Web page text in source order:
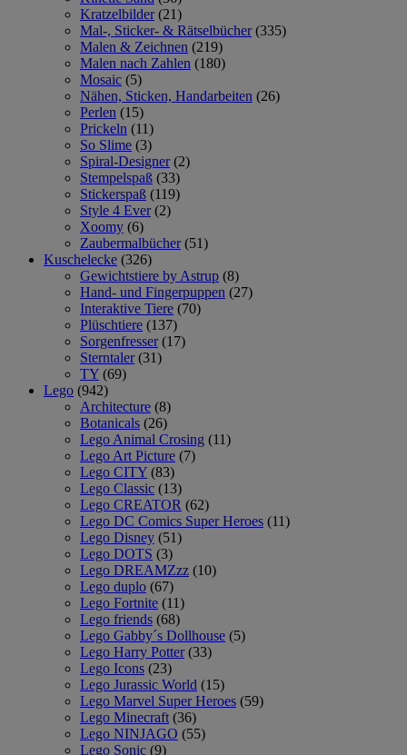
Kratzelbilder (21)
Mal-, Sticker- & Rätselbücher (335)
Malen & Zeichnen (219)
Malen nach Zahlen (180)
Mosaic (5)
Nähen, Sticken, Handarbeiten (26)
Perlen (15)
Prickeln (11)
So Slime (3)
Spiral-Designer (2)
Stempelspaß (33)
Stickerspaß (119)
Style 4 Ever (2)
Xoomy (6)
Zaubermalbücher (51)
Kuschelecke (326)
Gewichtstiere by Astrup (8)
Hand- und Fingerpuppen (27)
Interaktive Tiere (70)
Plüschtiere (137)
Sorgenfresser (17)
Sterntaler (31)
TY (69)
Lego (942)
Architecture (8)
Botanicals (26)
Lego Animal Crosing (11)
Lego Art Picture (7)
Lego CITY (83)
Lego Classic (13)
Lego CREATOR (62)
Lego DC Comics Super Heroes (11)
Lego Disney (51)
Lego DOTS (3)
Lego DREAMZzz (10)
Lego duplo (67)
Lego Fortnite (11)
Lego friends (68)
Lego Gabby´s Dollhouse (5)
Lego Harry Potter (33)
Lego Icons (23)
Lego Jurassic World (15)
Lego Marvel Super Heroes (59)
Lego Minecraft (36)
Lego NINJAGO (55)
Lego Sonic (9)